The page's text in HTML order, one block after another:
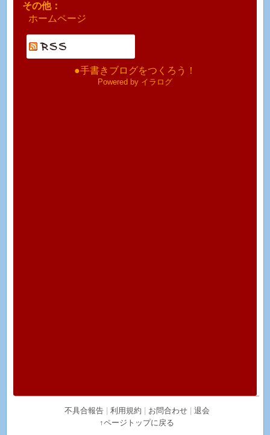
その他：
ホームページ
●手書きブログをつくろう！
Powered by イラログ
不具合報告 利用規約 お問合わせ
退会
↑ページトップに戻る